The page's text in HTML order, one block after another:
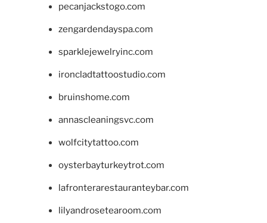
pecanjackstogo.com
zengardendayspa.com
sparklejewelryinc.com
ironcladtattoostudio.com
bruinshome.com
annascleaningsvc.com
wolfcitytattoo.com
oysterbayturkeytrot.com
lafronterarestauranteybar.com
lilyandrosetearoom.com